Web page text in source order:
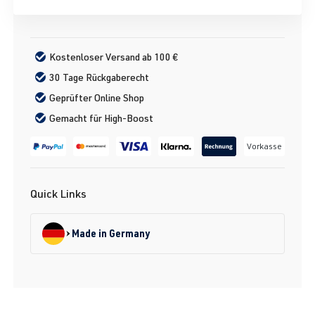
Kostenloser Versand ab 100 €
30 Tage Rückgaberecht
Geprüfter Online Shop
Gemacht für High-Boost
Vorkasse
Quick Links
Made in Germany